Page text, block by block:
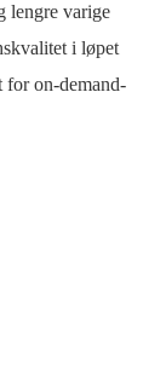
lengre varige
i løpet
for on-demand-